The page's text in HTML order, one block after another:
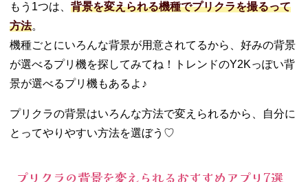
− piemo（ピ
−
EVERFILM
（エバーフ
ィルム）
shot（ハイ
パーショッ
もう1つは、 背景を変えられる機種でプリクラを撮るって
方法。
機種ごとにいろんな背景が用意されてるから、好みの背景
が選べるプリ機を探してみてね！トレンドのY2Kっぽい背
景が選べるプリ機もあるよ♪
プリクラの背景はいろんな方法で変えられるから、自分に
とってやりやすい方法を選ぼう♡
プリクラの背景を変えられるおすすめアプリ7選